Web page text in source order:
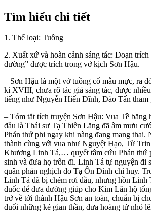
Tìm hiểu chi tiết
1. Thể loại: Tuồng
2. Xuất xứ và hoàn cảnh sáng tác: Đoạn
đường” được trích trong vở kịch Sơn Hậu.
– Sơn Hậu là một vở tuồng cổ mẫu mực, ra
kỉ XVIII, chưa rõ tác giả sáng tác, được
tiếng như Nguyễn Hiển Dĩnh, Đào Tấn tham
– Tóm tắt tích truyện Sơn Hậu: Vua Tề băng
đầu là Thái sư Tạ Thiên Lăng đã âm mưu
Phán thứ phi ngay khi nàng đang mang thai.
thành cùng với vua như Nguyệt Hạo, Từ
Khương Linh Tá,… quyết tâm cứu Phán thứ
sinh và đưa họ trốn đi. Linh Tá tự nguyện đi
quân phản nghịch do Tạ Ôn Đình chỉ huy.
Linh Tá đã bị chém rơi đầu, nhưng hồn Linh
đuốc để đưa đường giúp cho Kim Lân hộ
trở về tới thành Hậu Sơn an toàn, chuẩn bị
đuổi những kẻ gian thần, đưa hoàng tử nhỏ